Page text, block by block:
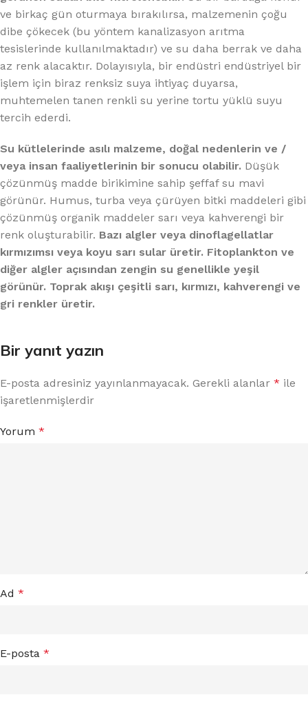
ve birkaç gün oturmaya bırakılırsa, malzemenin çoğu
dibe çökecek (bu yöntem kanalizasyon arıtma
tesislerinde kullanılmaktadır) ve su daha berrak ve daha
az renk alacaktır. Dolayısıyla, bir endüstri endüstriyel bir
işlem için biraz renksiz suya ihtiyaç duyarsa,
muhtemelen tanen renkli su yerine tortu yüklü suyu
tercih ederdi.
Su kütlelerinde asılı malzeme, doğal nedenlerin ve /
veya insan faaliyetlerinin bir sonucu olabilir. Düşük
çözünmüş madde birikimine sahip şeffaf su mavi
görünür. Humus, turba veya çürüyen bitki maddeleri gibi
çözünmüş organik maddeler sarı veya kahverengi bir
renk oluşturabilir. Bazı algler veya dinoflagellatlar
kırmızımsı veya koyu sarı sular üretir. Fitoplankton ve
diğer algler açısından zengin su genellikle yeşil
görünür. Toprak akışı çeşitli sarı, kırmızı, kahverengi ve
gri renkler üretir.
Bir yanıt yazın
E-posta adresiniz yayınlanmayacak. Gerekli alanlar * ile
işaretlenmişlerdir
Yorum *
Ad *
E-posta *